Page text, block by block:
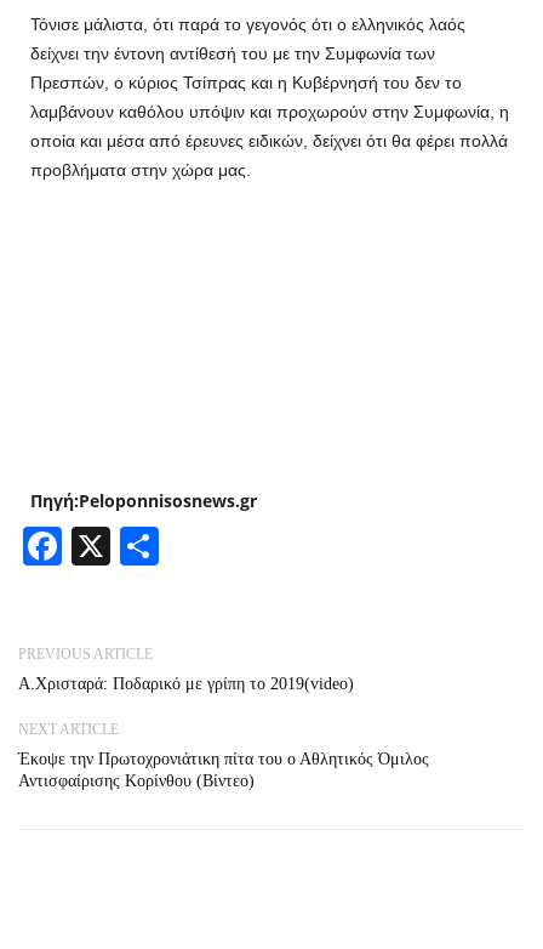
Τόνισε μάλιστα, ότι παρά το γεγονός ότι ο ελληνικός λαός
δείχνει την έντονη αντίθεσή του με την Συμφωνία των
Πρεσπών, ο κύριος Τσίπρας και η Κυβέρνησή του δεν το
λαμβάνουν καθόλου υπόψιν και προχωρούν στην Συμφωνία, η
οποία και μέσα από έρευνες ειδικών, δείχνει ότι θα φέρει πολλά
προβλήματα στην χώρα μας.
Πηγή:Peloponnisosnews.gr
Facebook
X
PREVIOUS ARTICLE
A.Xρισταρά: Ποδαρικό με γρίπη το 2019(video)
NEXT ARTICLE
Έκοψε την Πρωτοχρονιάτικη πίτα του ο Αθλητικός Όμιλος
Αντισφαίρισης Κορίνθου (Βίντεο)